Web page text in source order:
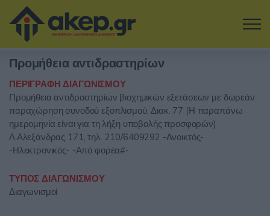
Μετάβαση στο κύριο περιεχόμενο
Η εταιρία
Αναζήτηση Διαγωνισμών
Δοκιμάστε την Υπηρεσία
Σύνδεση
Προμήθεια αντιδραστηρίων
ΠΕΡΙΓΡΑΦΗ ΔΙΑΓΩΝΙΣΜΟΥ
Προμήθεια αντιδραστηρίων βιοχημικών εξετάσεων με δωρεάν
παραχώρηση συνοδού εξοπλισμού, Διακ. 77 (Η παραπάνω
ημερομηνία είναι για τη λήξη υποβολής προσφορών)
Λ.Αλεξάνδρας 171, τηλ. 210/6409292 -Ανοικτός-
-Ηλεκτρονικός- -Από φορέα#-
ΤΥΠΟΣ ΔΙΑΓΩΝΙΣΜΟΥ
Διαγωνισμοί